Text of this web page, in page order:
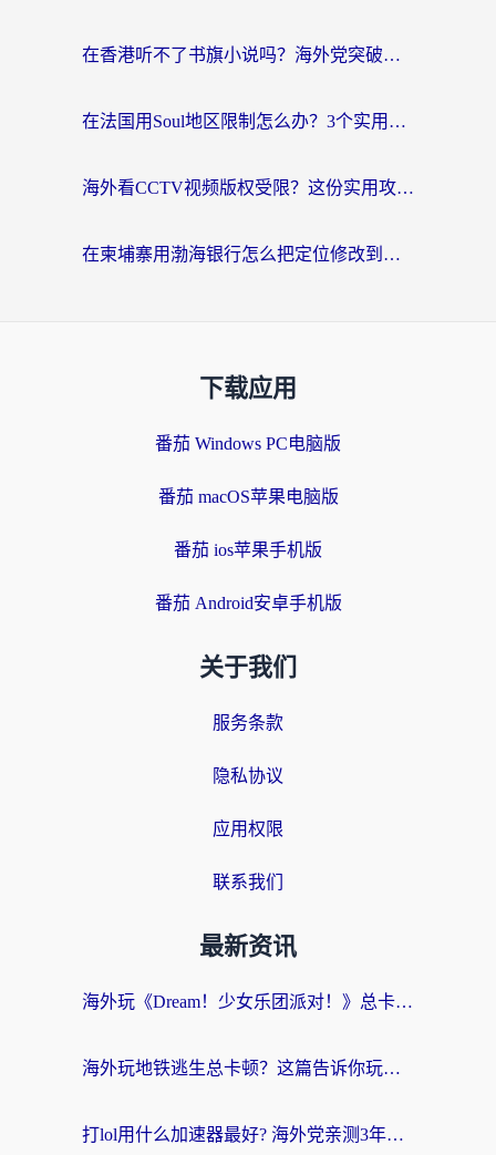
在香港听不了书旗小说吗？海外党突破内容限制的实用指南
在法国用Soul地区限制怎么办？3个实用技巧帮你轻松解决（附德国场景方案）
海外看CCTV视频版权受限？这份实用攻略帮你解锁国内影视+解决足球直播&政务APP难题
在柬埔寨用渤海银行怎么把定位修改到中国国内？3招解决海外生活的“数字乡愁”
下载应用
番茄 Windows PC电脑版
番茄 macOS苹果电脑版
番茄 ios苹果手机版
番茄 Android安卓手机版
关于我们
服务条款
隐私协议
应用权限
联系我们
最新资讯
海外玩《Dream！少女乐团派对！》总卡顿？加速器到底能不能用？一篇指南解决你的国服游戏难题
海外玩地铁逃生总卡顿？这篇告诉你玩地铁逃生用什么加速器好,比较好
打lol用什么加速器最好? 海外党亲测3年的国服游戏加速终极攻略